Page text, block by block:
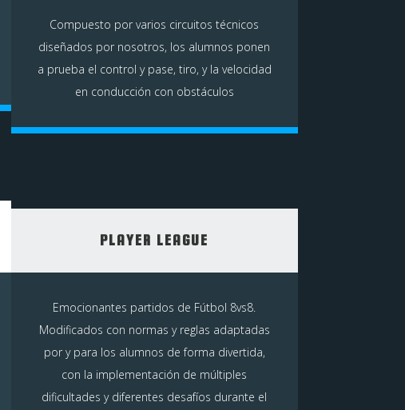
Compuesto por varios circuitos técnicos
diseñados por nosotros, los alumnos ponen
a prueba el control y pase, tiro, y la velocidad
en conducción con obstáculos
PLAYER LEAGUE
Emocionantes partidos de Fútbol 8vs8.
Modificados con normas y reglas adaptadas
por y para los alumnos de forma divertida,
con la implementación de múltiples
dificultades y diferentes desafíos durante el